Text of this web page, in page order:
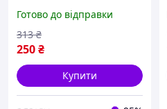
Готово до відправки
250₴
313 ₴
Купити